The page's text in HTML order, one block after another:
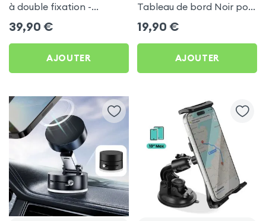
à double fixation -
Acefast pour Honor X7a
39,90 €
AJOUTER
Tableau de bord Noir pour
Honor X7a
19,90 €
AJOUTER